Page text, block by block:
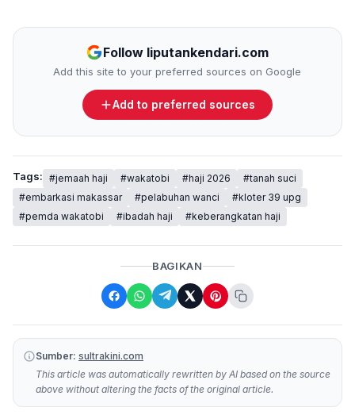
Follow liputankendari.com
Add this site to your preferred sources on Google
Add to preferred sources
Tags: #jemaah haji #wakatobi #haji 2026
#tanah suci
#embarkasi makassar
#pelabuhan wanci
#kloter 39 upg
#pemda wakatobi
#ibadah haji #keberangkatan haji
BAGIKAN
Sumber: sultrakini.com
This article was automatically rewritten by AI based on the source
above without altering the facts of the original article.